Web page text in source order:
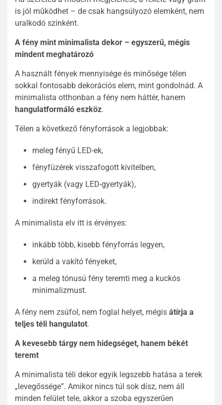
is jól működhet – de csak hangsúlyozó elemként, nem
uralkodó színként.
A fény mint minimalista dekor – egyszerű, mégis
mindent meghatározó
A használt fények mennyisége és minősége télen
sokkal fontosabb dekorációs elem, mint gondolnád. A
minimalista otthonban a fény nem háttér, hanem
hangulatformáló eszköz.
Télen a következő fényforrások a legjobbak:
meleg fényű LED-ek,
fényfüzérek visszafogott kivitelben,
gyertyák (vagy LED-gyertyák),
indirekt fényforrások.
A minimalista elv itt is érvényes:
inkább több, kisebb fényforrás legyen,
kerüld a vakító fényeket,
a meleg tónusú fény teremti meg a kuckós
minimalizmust.
A fény nem zsúfol, nem foglal helyet, mégis átírja a
teljes téli hangulatot.
A kevesebb tárgy nem hidegséget, hanem békét
teremt
A minimalista téli dekor egyik legszebb hatása a terek
„levegőssége”. Amikor nincs túl sok dísz, nem áll
minden felület tele, akkor a szoba egyszerűen